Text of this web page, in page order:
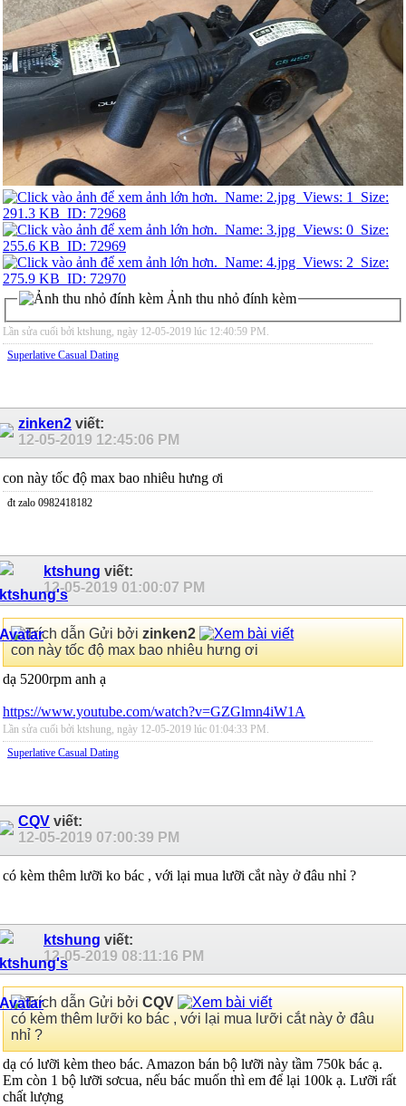
Ảnh thu nhỏ đính kèm
Lần sửa cuối bởi ktshung, ngày 12-05-2019 lúc 12:40:59 PM
Superlative Сasual Dating
zinken2 viết:
12-05-2019 12:45:06 PM
con này tốc độ max bao nhiêu hưng ơi
đt zalo 0982418182
ktshung viết:
12-05-2019 01:00:07 PM
Gửi bởi zinken2
con này tốc độ max bao nhiêu hưng ơi
dạ 5200rpm anh ạ
https://www.youtube.com/watch?v=GZGlmn4iW1A
Lần sửa cuối bởi ktshung, ngày 12-05-2019 lúc 01:04:33 PM .
Superlative Сasual Dating
CQV viết:
12-05-2019 07:00:39 PM
có kèm thêm lưỡi ko bác , với lại mua lưỡi cắt này ở đâu nhỉ ?
ktshung viết:
12-05-2019 08:11:16 PM
Gửi bởi CQV
có kèm thêm lưỡi ko bác , với lại mua lưỡi cắt này ở đâu
nhỉ ?
dạ có lưỡi kèm theo bác. Amazon bán bộ lưỡi này tầm 750k bác ạ.
Em còn 1 bộ lưỡi sơcua, nếu bác muốn thì em để lại 100k ạ. Lưỡi rất
chất lượng